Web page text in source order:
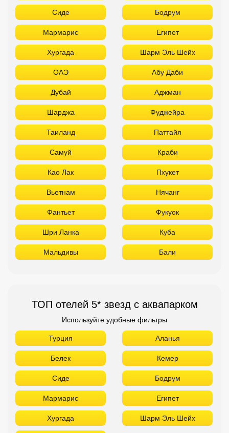
Сиде Бодрум
Мармарис Египет
Хургада Шарм Эль Шейх
ОАЭ Абу Даби
Дубай Аджман
Шарджа Фуджейра
Таиланд Паттайя
Самуй Краби
Као Лак Пхукет
Вьетнам Нячанг
Фантьет Фукуок
Шри Ланка Куба
Мальдивы Бали
ТОП отелей 5* звезд с аквапарком
Используйте удобные фильтры
Турция Аланья
Белек Кемер
Сиде Бодрум
Мармарис Египет
Хургада Шарм Эль Шейх